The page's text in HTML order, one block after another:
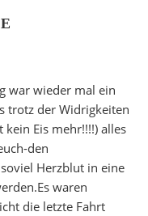
war wieder mal ein
trotz der Widrigkeiten
Eis mehr!!!!) alles
den
Herzblut in eine
waren
die letzte Fahrt